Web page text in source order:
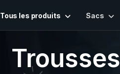
Tous les produits Sacs
Trousses